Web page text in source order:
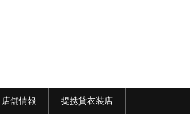
店舗情報 提携貸衣装店